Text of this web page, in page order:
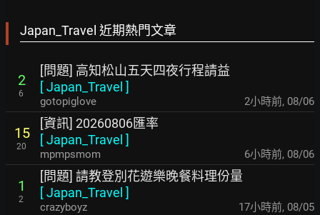
Japan_Travel 近期熱門文章
2
6
[問題] 高知松山五天四夜行程請益
[Japan_Travel ]
gotopiglove 2小時前, 08/06
15
20
[資訊] 20260806匯率
[Japan_Travel ]
mpmpsmom 6小時前, 08/06
1
2
[問題] 請教登別花遊樂晚餐料理份量
[Japan_Travel ]
crazyboyz 17小時前, 08/05